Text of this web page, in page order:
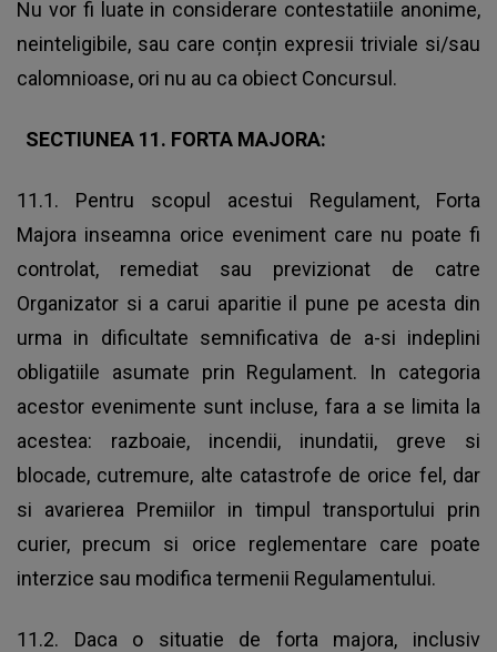
Nu vor fi luate in considerare contestatiile anonime,
neinteligibile, sau care conțin expresii triviale si/sau
calomnioase, ori nu au ca obiect Concursul.
SECTIUNEA 11. FORTA MAJORA:
11.1. Pentru scopul acestui Regulament, Forta
Majora inseamna orice eveniment care nu poate fi
controlat, remediat sau previzionat de catre
Organizator si a carui aparitie il pune pe acesta din
urma in dificultate semnificativa de a-si indeplini
obligatiile asumate prin Regulament. In categoria
acestor evenimente sunt incluse, fara a se limita la
acestea: razboaie, incendii, inundatii, greve si
blocade, cutremure, alte catastrofe de orice fel, dar
si avarierea Premiilor in timpul transportului prin
curier, precum si orice reglementare care poate
interzice sau modifica termenii Regulamentului.
11.2. Daca o situatie de forta majora, inclusiv